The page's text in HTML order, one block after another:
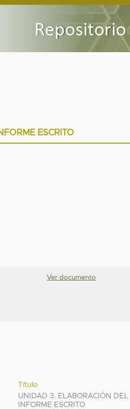
ESCRITO
Ver documento
Título
UNIDAD 3. ELABORACIÓN DEL
INFORME ESCRITO